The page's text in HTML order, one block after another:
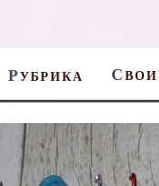
РУБРИКА С